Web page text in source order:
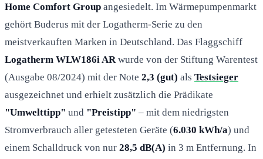
Home Comfort Group angesiedelt. Im Wärmepumpenmarkt
gehört Buderus mit der Logatherm-Serie zu den
meistverkauften Marken in Deutschland. Das Flaggschiff
Logatherm WLW186i AR wurde von der Stiftung Warentest
(Ausgabe 08/2024) mit der Note 2,3 (gut) als Testsieger
ausgezeichnet und erhielt zusätzlich die Prädikate
"Umwelttipp" und "Preistipp" – mit dem niedrigsten
Stromverbrauch aller getesteten Geräte (6.030 kWh/a) und
einem Schalldruck von nur 28,5 dB(A) in 3 m Entfernung. In